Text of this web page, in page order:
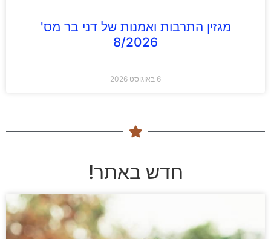
מגזין התרבות ואמנות של דני בר מס'
8/2026
6 באוגוסט 2026
חדש באתר!